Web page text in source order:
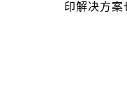
印解决方案